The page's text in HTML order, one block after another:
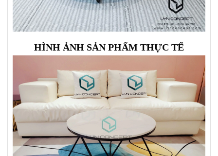
HÌNH ẢNH SẢN PHẨM THỰC TẾ